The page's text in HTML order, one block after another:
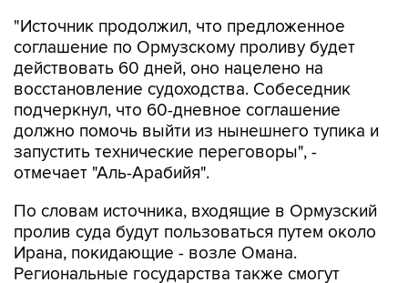
"Источник продолжил, что предложенное
соглашение по Ормузскому проливу будет
действовать 60 дней, оно нацелено на
восстановление судоходства. Собеседник
подчеркнул, что 60-дневное соглашение
должно помочь выйти из нынешнего тупика и
запустить технические переговоры", -
отмечает "Аль-Арабийя".
По словам источника, входящие в Ормузский
пролив суда будут пользоваться путем около
Ирана, покидающие - возле Омана.
Региональные государства также смогут